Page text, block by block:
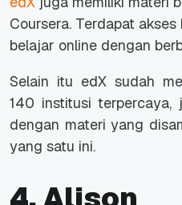
Coursera. Terdapat
belajar online dengan
Selain itu edX sudah
140 institusi
dengan materi yang
yang satu ini.